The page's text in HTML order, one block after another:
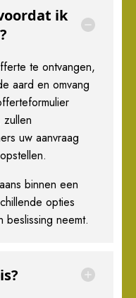
ik
te ontvangen,
aard en omvang
uw aanvraag
binnen een
opties
beslissing neemt.